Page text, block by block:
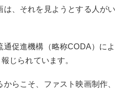
、それを見ようとする人が
促進機構（略称CODA）に
じられています。
らこそ、ファスト映画制作